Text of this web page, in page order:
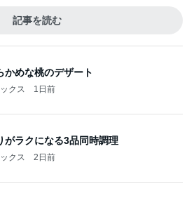
記事を読む
かめな桃のデザート
クス 1日前
がラクになる3品同時調理
クス 2日前